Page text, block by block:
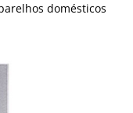
domésticos